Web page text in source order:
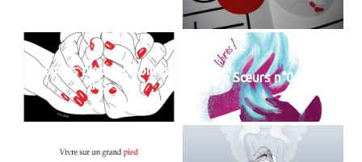
Avoir les pieds et poings
liés
Revue Sœurs n°0 Libres